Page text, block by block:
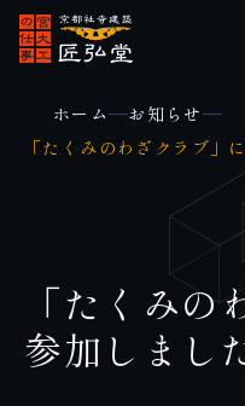
ホーム
お知らせ
「たくみのわざクラブ」
「たくみの
参加しまし